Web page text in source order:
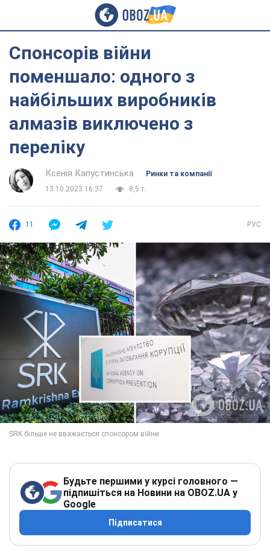
Спонсорів війни
поменшало: одного з
найбільших виробників
алмазів виключено з
переліку
Ксенія Капустинська
Ринки та компанії
13.10.2023 16:37
8,5 т.
11 РУС
Будьте першими у курсі головного —
підпишіться на Новини на OBOZ.UA у
Google
Підписатися